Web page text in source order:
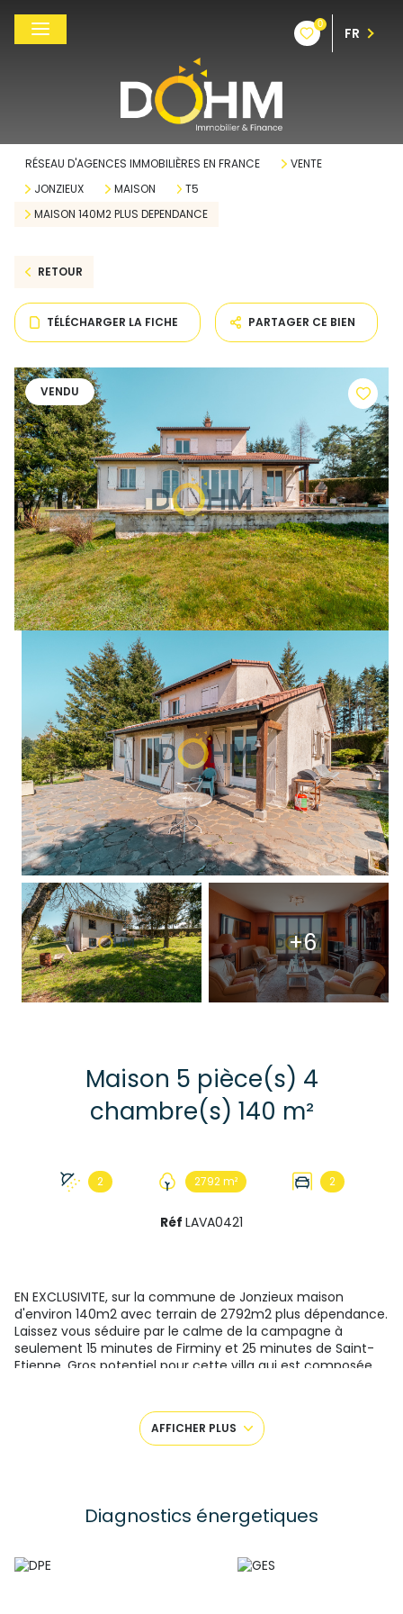
0
FR
RÉSEAU D'AGENCES IMMOBILIÈRES EN FRANCE
VENTE
JONZIEUX
MAISON
T5
MAISON 140M2 PLUS DEPENDANCE
RETOUR
TÉLÉCHARGER LA FICHE PARTAGER CE BIEN
VENDU
+6
Maison 5 pièce(s) 4
chambre(s) 140 m²
2 2792 m² 2
Réf LAVA0421
EN EXCLUSIVITE, sur la commune de Jonzieux maison
d'environ 140m2 avec terrain de 2792m2 plus dépendance.
Laissez vous séduire par le calme de la campagne à
seulement 15 minutes de Firminy et 25 minutes de Saint-
Etienne. Gros potentiel pour cette villa qui est composée
salle de bain commune. A l'étage deux autres chambres
avec un salle d'eau plus wc.
La dépendance est composée de deux grands garages
Prévoir quelques travaux et du rafraichissement.
Daudet au 07-68-75-07-61.
AFFICHER PLUS
Diagnostics énergetiques